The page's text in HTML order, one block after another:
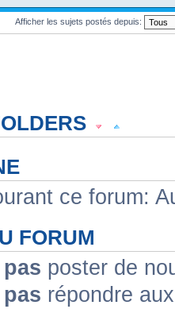
Afficher les sujets postés depuis:
Sujet lu fermé dans lequel j'ai posté
lu fermé Sujet non lu fermé dans
ce forum:
FORUM
poster de
répondre